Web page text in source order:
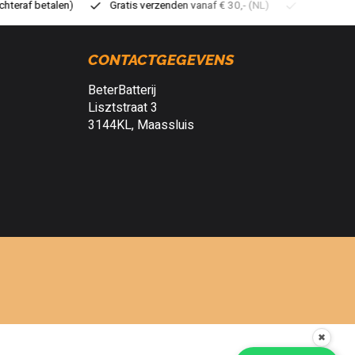
verzenden vanaf € 30,- (NL) Verzendkosten € 2,95 (NL)
CONTACTGEGEVENS
BeterBatterij
Lisztstraat 3
3144KL, Maassluis
✖